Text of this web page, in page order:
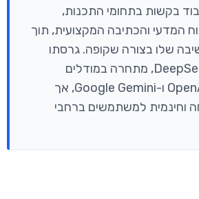
בקשות בתחומי התכנות,
המדעי והכתיבה המקצועית, תוך
שלו בצורה שקופה. גרסתו
המשופרת, DeepSeek-R1, מתחרה במודלים
מובילים כמו OpenAI o1 ו-Google Gemini, אך
וחינמית למשתמשים ברחבי